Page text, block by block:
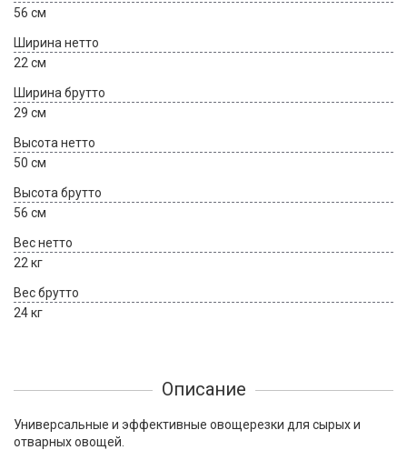
56 см
Ширина нетто
22 см
Ширина брутто
29 см
Высота нетто
50 см
Высота брутто
56 см
Вес нетто
22 кг
Вес брутто
24 кг
Описание
Универсальные и эффективные овощерезки для сырых и
отварных овощей.